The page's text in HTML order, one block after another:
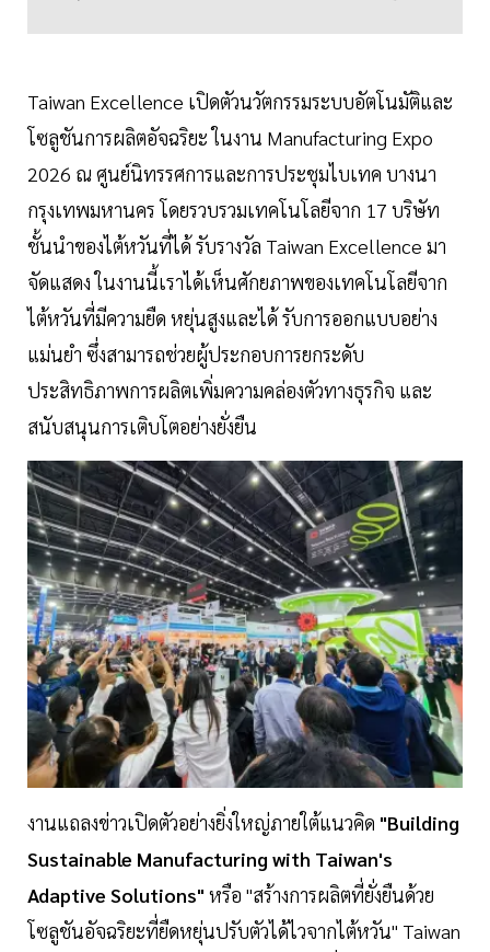
Taiwan Excellence เปิดตัวนวัตกรรมระบบอัตโนมัติและ
โซลูชันการผลิตอัจฉริยะ ในงาน Manufacturing Expo
2026 ณ ศูนย์นิทรรศการและการประชุมไบเทค บางนา
กรุงเทพมหานคร โดยรวบรวมเทคโนโลยีจาก 17 บริษัท
ชั้นนำของไต้หวันที่ได้ รับรางวัล Taiwan Excellence มา
จัดแสดง ในงานนี้เราได้เห็นศักยภาพของเทคโนโลยีจาก
ไต้หวันที่มีความยืด หยุ่นสูงและได้ รับการออกแบบอย่าง
แม่นยำ ซึ่งสามารถช่วยผู้ประกอบการยกระดับ
ประสิทธิภาพการผลิตเพิ่มความคล่องตัวทางธุรกิจ และ
สนับสนุนการเติบโตอย่างยั่งยืน
งานแถลงข่าวเปิดตัวอย่างยิ่งใหญ่ภายใต้แนวคิด "Building
Sustainable Manufacturing with Taiwan's
Adaptive Solutions" หรือ "สร้างการผลิตที่ยั่งยืนด้วย
โซลูชันอัจฉริยะที่ยืดหยุ่นปรับตัวได้ไวจากไต้หวัน" Taiwan